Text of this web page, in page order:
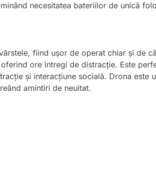
necesitatea bateriilor de unică
fiind ușor de operat chiar și de
ore întregi de distracție. Este
și interacțiune socială. Drona este
amintiri de neuitat.